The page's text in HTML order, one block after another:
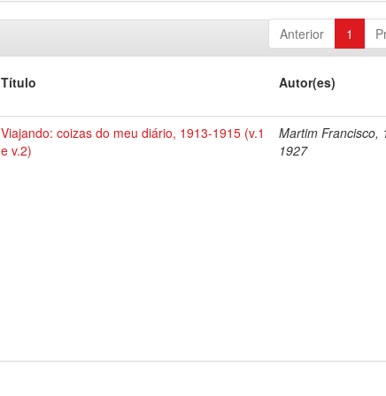
Anterior 1
Título Autor(es)
Viajando: coizas do meu diário, 1913-1915 (v.1
e v.2)
Martim Francisco,
1927